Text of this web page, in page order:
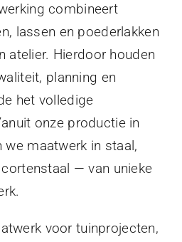
combineert
lassen en poederlakken
atelier. Hierdoor houden
planning en
het volledige
onze productie in
we maatwerk in staal,
— van unieke
voor tuinprojecten,